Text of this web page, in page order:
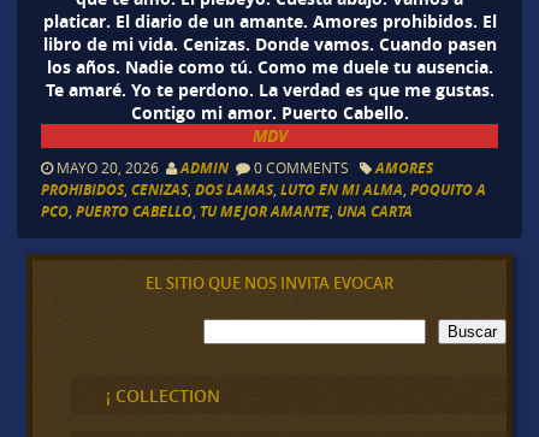
platicar. El diario de un amante. Amores prohibidos. El
libro de mi vida. Cenizas. Donde vamos. Cuando pasen
los años. Nadie como tú. Como me duele tu ausencia.
Te amaré. Yo te perdono. La verdad es que me gustas.
Contigo mi amor. Puerto Cabello.
MDV
MAYO 20, 2026 ADMIN 0 COMMENTS
AMORES
PROHIBIDOS, CENIZAS, DOS LAMAS, LUTO EN MI ALMA POQUITO A
PCO, PUERTO CABELLO, TU MEJOR AMANTE, UNA CARTA
EL SITIO QUE NOS INVITA EVOCAR
B
u
c
a
Buscar
¡ COLLECTION